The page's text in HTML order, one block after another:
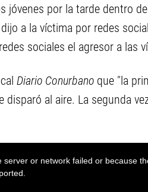
jóvenes por la tarde dentro
a la víctima por redes
sociales el agresor a las
Diario Conurbano que "la
al aire. La segunda